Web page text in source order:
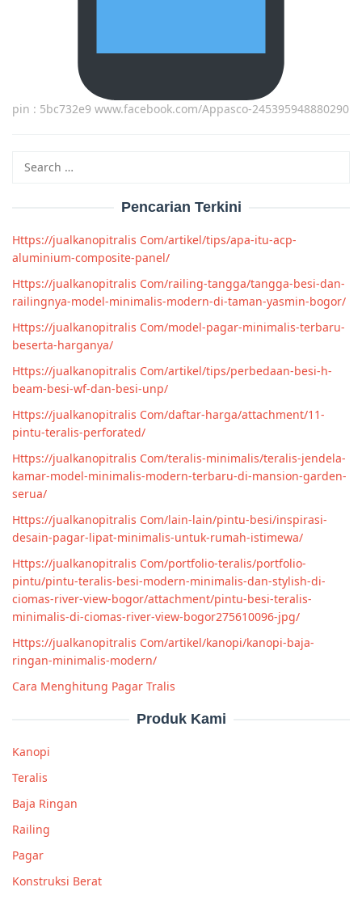
pin : 5bc732e9 www.facebook.com/Appasco-245395948880290
for:
Pencarian Terkini
Https://jualkanopitralis Com/artikel/tips/apa-itu-acp-
aluminium-composite-panel/
Https://jualkanopitralis Com/railing-tangga/tangga-besi-dan-
railingnya-model-minimalis-modern-di-taman-yasmin-bogor/
Https://jualkanopitralis Com/model-pagar-minimalis-terbaru-
beserta-harganya/
Https://jualkanopitralis Com/artikel/tips/perbedaan-besi-h-
beam-besi-wf-dan-besi-unp/
Https://jualkanopitralis Com/daftar-harga/attachment/11-
pintu-teralis-perforated/
Https://jualkanopitralis Com/teralis-minimalis/teralis-jendela-
kamar-model-minimalis-modern-terbaru-di-mansion-garden-
serua/
Https://jualkanopitralis Com/lain-lain/pintu-besi/inspirasi-
desain-pagar-lipat-minimalis-untuk-rumah-istimewa/
Https://jualkanopitralis Com/portfolio-teralis/portfolio-
pintu/pintu-teralis-besi-modern-minimalis-dan-stylish-di-
ciomas-river-view-bogor/attachment/pintu-besi-teralis-
minimalis-di-ciomas-river-view-bogor275610096-jpg/
Https://jualkanopitralis Com/artikel/kanopi/kanopi-baja-
ringan-minimalis-modern/
Cara Menghitung Pagar Tralis
Produk Kami
Kanopi
Teralis
Baja Ringan
Railing
Pagar
Konstruksi Berat